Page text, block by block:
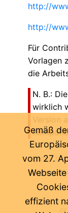
http://
http://
Für
Vorlagen
die
N. B.:
wirklich
Version
Montag, 5.
Noch kein
Gemäß
vom 27.
effizient